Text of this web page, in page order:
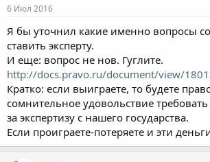
6 Июл 2016
Я бы уточнил какие именно вопросы
ставить эксперту.
И еще: вопрос не нов. Гуглите.
http://docs.pravo.ru/document/view/
Кратко: если выиграете, то будете
сомнительное удовольствие
за экспертизу с нашего государства.
Если проиграете-потеряете и эти